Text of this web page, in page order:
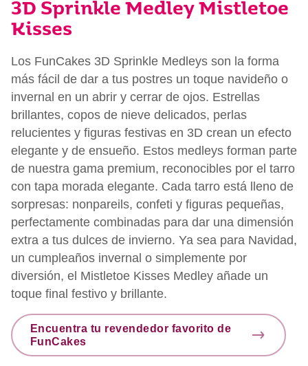
3D Sprinkle Medley Mistletoe
Kisses
Los FunCakes 3D Sprinkle Medleys son la forma
más fácil de dar a tus postres un toque navideño o
invernal en un abrir y cerrar de ojos. Estrellas
brillantes, copos de nieve delicados, perlas
relucientes y figuras festivas en 3D crean un efecto
elegante y de ensueño. Estos medleys forman parte
de nuestra gama premium, reconocibles por el tarro
con tapa morada elegante. Cada tarro está lleno de
sorpresas: nonpareils, confeti y figuras pequeñas,
perfectamente combinadas para dar una dimensión
extra a tus dulces de invierno. Ya sea para Navidad,
un cumpleaños invernal o simplemente por
diversión, el Mistletoe Kisses Medley añade un
toque final festivo y brillante.
Encuentra tu revendedor favorito de
FunCakes